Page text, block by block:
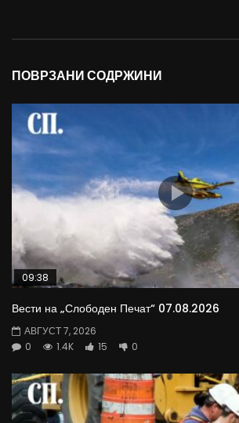
ПОВРЗАНИ СОДРЖИНИ
09:38
Вести на „Слободен Печат“ 07.08.2026
АВГУСТ 7, 2026
0
1.4K 15 0